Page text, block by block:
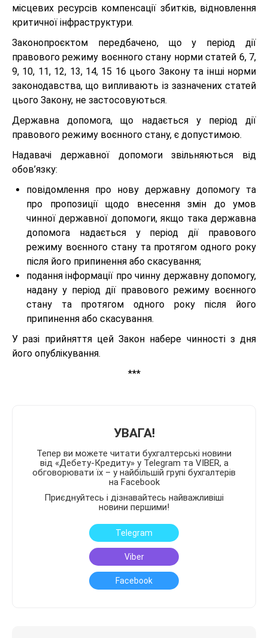
місцевих ресурсів компенсації збитків, відновлення
критичної інфраструктури.
Законопроєктом передбачено, що у період дії
правового режиму воєнного стану норми статей 6, 7,
9, 10, 11, 12, 13, 14, 15 16 цього Закону та інші норми
законодавства, що випливають із зазначених статей
цього Закону, не застосовуються.
Державна допомога, що надається у період дії
правового режиму воєнного стану, є допустимою.
Надавачі державної допомоги звільняються від
обов’язку:
повідомлення про нову державну допомогу та
про пропозиції щодо внесення змін до умов
чинної державної допомоги, якщо така державна
допомога надається у період дії правового
режиму воєнного стану та протягом одного року
після його припинення або скасування;
подання інформації про чинну державну допомогу,
надану у період дії правового режиму воєнного
стану та протягом одного року після його
припинення або скасування.
У разі прийняття цей Закон набере чинності з дня
його опублікування.
***
УВАГА!
Тепер ви можете читати бухгалтерські новини
від «Дебету-Кредиту» у Telegram та VIBER, а
обговорювати їх – у найбільшій групі бухгалтерів
на Facebook
Приєднуйтесь і дізнавайтесь найважливіші
новини першими!
Telegram
Viber
Facebook